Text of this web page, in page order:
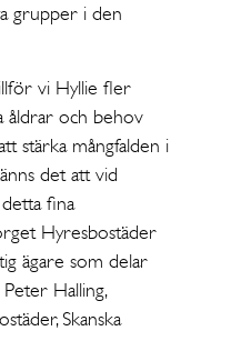
grupper i den
vi Hyllie fler
och behov
stärka mångfalden i
det att vid
fina
Hyresbostäder
ägare som delar
Halling,
Skanska